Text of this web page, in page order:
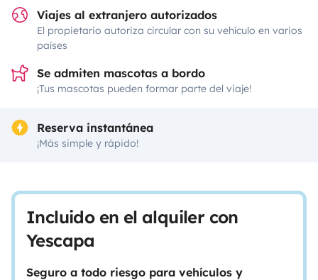
Viajes al extranjero autorizados
El propietario autoriza circular con su vehículo en varios
países
Se admiten mascotas a bordo
¡Tus mascotas pueden formar parte del viaje!
Reserva instantánea
¡Más simple y rápido!
Incluido en el alquiler con
Yescapa
Seguro a todo riesgo para vehículos y